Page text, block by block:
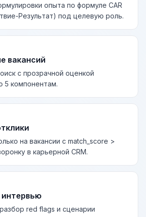
опыта по формуле CAR
Результат) под целевую роль.
вакансий
с прозрачной оценкой
5 компонентам.
на вакансии с match_score >
в карьерной CRM.
интервью
red flags и сценарии